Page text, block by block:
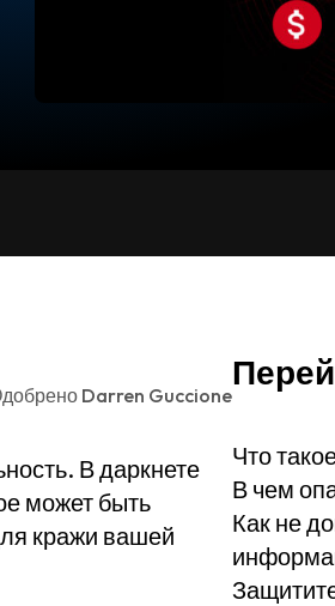
Darren Guccione
В даркнете
может быть
кражи вашей
Что
В чем
Как не